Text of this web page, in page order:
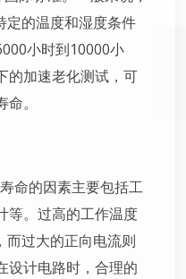
定的温度和湿度条件
小时到10000小
的加速老化测试，可
。
命的因素主要包括工
等。过高的工作温度
而过大的正向电流则
设计电路时，合理的